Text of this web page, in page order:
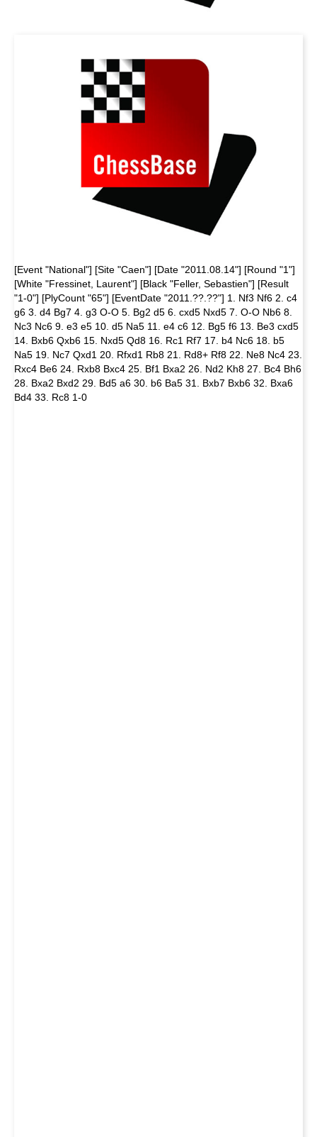
[Event "National"] [Site "Caen"] [Date "2011.08.14"] [Round "1"]
[White "Fressinet, Laurent"] [Black "Feller, Sebastien"] [Result
"1-0"] [PlyCount "65"] [EventDate "2011.??.??"] 1. Nf3 Nf6 2. c4
g6 3. d4 Bg7 4. g3 O-O 5. Bg2 d5 6. cxd5 Nxd5 7. O-O Nb6 8.
Nc3 Nc6 9. e3 e5 10. d5 Na5 11. e4 c6 12. Bg5 f6 13. Be3 cxd5
14. Bxb6 Qxb6 15. Nxd5 Qd8 16. Rc1 Rf7 17. b4 Nc6 18. b5
Na5 19. Nc7 Qxd1 20. Rfxd1 Rb8 21. Rd8+ Rf8 22. Ne8 Nc4 23.
Rxc4 Be6 24. Rxb8 Bxc4 25. Bf1 Bxa2 26. Nd2 Kh8 27. Bc4 Bh6
28. Bxa2 Bxd2 29. Bd5 a6 30. b6 Ba5 31. Bxb7 Bxb6 32. Bxa6
Bd4 33. Rc8 1-0